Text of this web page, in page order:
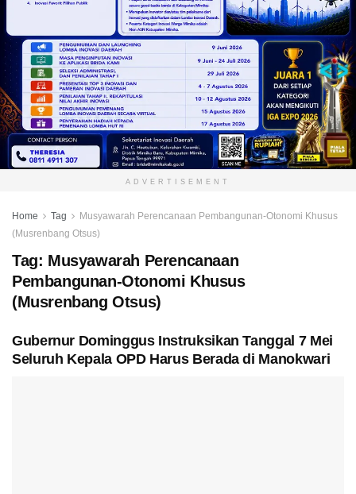
ADVERTISEMENT
Home Tag
Musyawarah Perencanaan Pembangunan-Otonomi Khusus
(Musrenbang Otsus)
Tag: Musyawarah Perencanaan
Pembangunan-Otonomi Khusus
(Musrenbang Otsus)
Gubernur Dominggus Instruksikan Tanggal 7 Mei
Seluruh Kepala OPD Harus Berada di Manokwari